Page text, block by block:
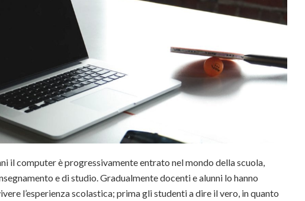
il computer è progressivamente entrato nel mondo della scuola,
e di studio. Gradualmente docenti e alunni lo hanno
l’esperienza scolastica; prima gli studenti a dire il vero, in quanto